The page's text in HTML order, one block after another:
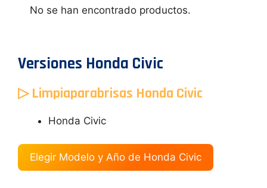
No se han encontrado productos.
Versiones Honda Civic
▷ Limpiaparabrisas Honda Civic
Honda Civic
Elegir Modelo y Año de Honda Civic